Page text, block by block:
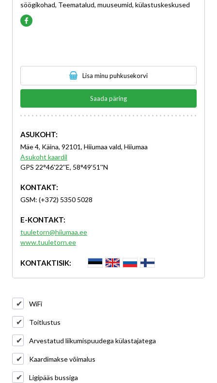
söögikohad, Teematalud, muuseumid, külastuskeskused
Lisa minu puhkusekorvi
Saada päring
ASUKOHT:
Mäe 4, Käina, 92101, Hiiumaa vald, Hiiumaa
Asukoht kaardil
GPS 22°46'22''E, 58°49'51''N
KONTAKT:
GSM: (+372) 5350 5028
E-KONTAKT:
tuuletorn@hiiumaa.ee
www.tuuletorn.ee
KONTAKTISIK:
WiFi
Toitlustus
Arvestatud liikumispuudega külastajatega
Kaardimakse võimalus
Ligipääs bussiga